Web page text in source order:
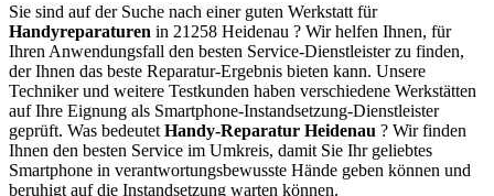
Sie sind auf der Suche nach einer guten Werkstatt für
Handyreparaturen in 21258 Heidenau ? Wir helfen Ihnen, für
Ihren Anwendungsfall den besten Service-Dienstleister zu finden,
der Ihnen das beste Reparatur-Ergebnis bieten kann. Unsere
Techniker und weitere Testkunden haben verschiedene Werkstätten
auf Ihre Eignung als Smartphone-Instandsetzung-Dienstleister
geprüft. Was bedeutet Handy-Reparatur Heidenau ? Wir finden
Ihnen den besten Service im Umkreis, damit Sie Ihr geliebtes
Smartphone in verantwortungsbewusste Hände geben können und
beruhigt auf die Instandsetzung warten können.